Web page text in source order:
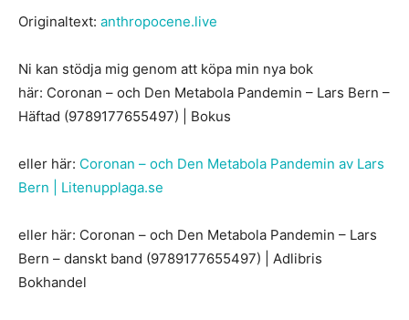
Originaltext: anthropocene.live
Ni kan stödja mig genom att köpa min nya bok
här: Coronan – och Den Metabola Pandemin – Lars Bern –
Häftad (9789177655497) | Bokus
eller här: Coronan – och Den Metabola Pandemin av Lars
Bern | Litenupplaga.se
eller här: Coronan – och Den Metabola Pandemin – Lars
Bern – danskt band (9789177655497) | Adlibris
Bokhandel